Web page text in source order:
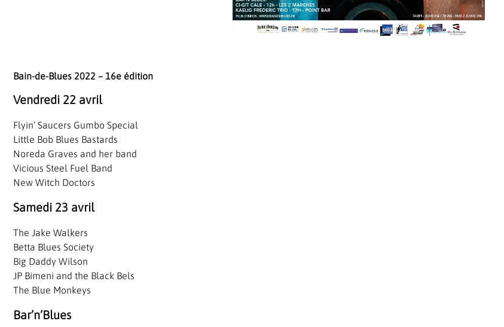
Bain-de-Blues 2022 – 16e édition
Vendredi 22 avril
Flyin’ Saucers Gumbo Special
Little Bob Blues Bastards
Noreda Graves and her band
Vicious Steel Fuel Band
New Witch Doctors
Samedi 23 avril
The Jake Walkers
Betta Blues Society
Big Daddy Wilson
JP Bimeni and the Black Bels
The Blue Monkeys
Bar’n’Blues